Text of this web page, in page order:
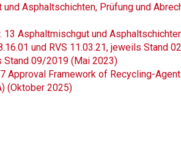
und Asphaltschichten, Prüfung und
13 Asphaltmischgut und
und RVS 11.03.21, jeweils Stand
Stand 09/2019 (Mai 2023)
Approval Framework of Recycling-
(Oktober 2025)